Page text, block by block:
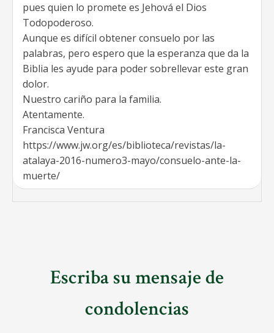
pues quien lo promete es Jehová el Dios
Todopoderoso.
Aunque es difícil obtener consuelo por las
palabras, pero espero que la esperanza que da la
Biblia les ayude para poder sobrellevar este gran
dolor.
Nuestro cariño para la familia.
Atentamente.
Francisca Ventura
https://www.jw.org/es/biblioteca/revistas/la-
atalaya-2016-numero3-mayo/consuelo-ante-la-
muerte/
Escriba su mensaje de
condolencias